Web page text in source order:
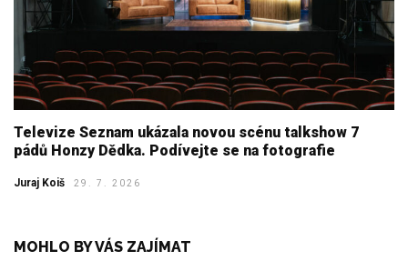
Televize Seznam ukázala novou scénu talkshow 7
pádů Honzy Dědka. Podívejte se na fotografie
Juraj Koiš 29. 7. 2026
MOHLO BY VÁS ZAJÍMAT